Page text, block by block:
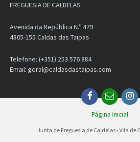
FREGUESIA DE CALDELAS
Avenida da República N.º 479
4805-155 Caldas das Taipas
Telefone: (+351) 253 576 884
Email: geral@caldasdastaipas.com
Facebook
Email
Página Inicial
Junta de Freguesia de Caldelas - Vila de